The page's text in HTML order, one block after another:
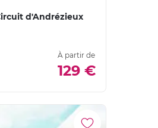
d'Andrézieux
À partir de
129 €